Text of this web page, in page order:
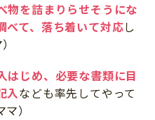
物を詰まりらせそうにな
べて、落ち着いて対応し
はじめ、必要な書類に目
入なども率先してやって
）